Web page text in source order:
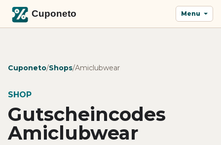
Menu
Cuponeto/Shops/Amiclubwear
SHOP
Gutscheincodes
Amiclubwear